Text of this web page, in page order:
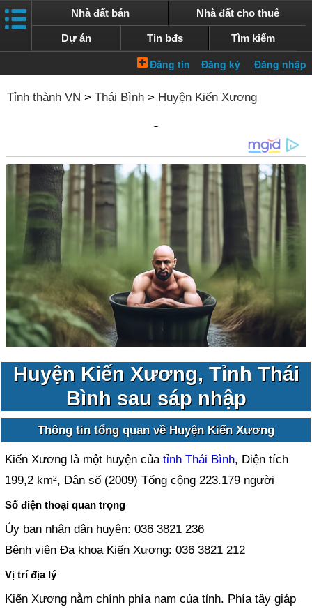
Nhà đất bán Nhà đất cho thuê
Dự án Tin bđs Tìm kiếm
Tỉnh thành VN > Thái Bình > Huyện Kiến Xương
Huyện Kiến Xương, Tỉnh Thái
Bình sau sáp nhập
Thông tin tổng quan về Huyện Kiến Xương
Kiến Xương là một huyện củatỉnh Thái Bình, Diện tích
199,2 km², Dân số (2009) Tổng cộng 223.179 người
Số điện thoại quan trọng
Ủy ban nhân dân huyện: 036 3821 236
Bệnh viện Đa khoa Kiến Xương: 036 3821 212
Vị trí địa lý
Kiến Xương nằm chính phía nam của tỉnh. Phía tây giáp